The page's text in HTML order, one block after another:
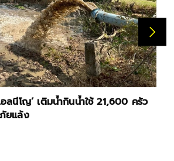
อลนีโญ’ เติมน้ำกินน้ำใช้ 21,600 ครัว
ยแล้ง